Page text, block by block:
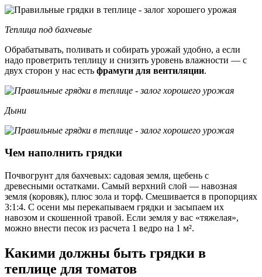
Теплица под бахчевые
Обрабатывать, поливать и собирать урожай удобно, а если
надо проветрить теплицу и снизить уровень влажности — с
двух сторон у нас есть фрамуги для вентиляции.
Дыни
Чем наполнить грядки
Почвогрунт для бахчевых: садовая земля, щебень с
древесными остатками. Самый верхний слой — навозная
земля (коровяк), плюс зола и торф. Смешивается в пропорциях
3:1:4. С осени мы перекапываем грядки и засыпаем их
навозом и скошенной травой. Если земля у вас «тяжелая»,
можно внести песок из расчета 1 ведро на 1 м².
Какими должны быть грядки в
теплице для томатов